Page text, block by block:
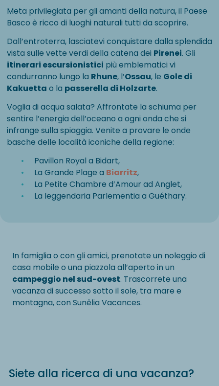
Meta privilegiata per gli amanti della natura, il Paese
Basco è ricco di luoghi naturali tutti da scoprire.
Dall’entroterra, lasciatevi conquistare dalla splendida
vista sulle vette verdi della catena dei Pirenei. Gli
itinerari escursionistici più emblematici vi
condurranno lungo la Rhune, l’Ossau, le Gole di
Kakuetta o la passerella di Holzarte.
Voglia di acqua salata? Affrontate la schiuma per
sentire l’energia dell’oceano a ogni onda che si
infrange sulla spiaggia. Venite a provare le onde
basche delle località iconiche della regione:
Pavillon Royal a Bidart,
La Grande Plage a Biarritz,
La Petite Chambre d’Amour ad Anglet,
La leggendaria Parlementia a Guéthary.
In famiglia o con gli amici, prenotate un noleggio di
casa mobile o una piazzola all’aperto in un
campeggio nel sud-ovest. Trascorrete una
vacanza di successo sotto il sole, tra mare e
montagna, con Sunêlia Vacances.
Siete alla ricerca di una vacanza?